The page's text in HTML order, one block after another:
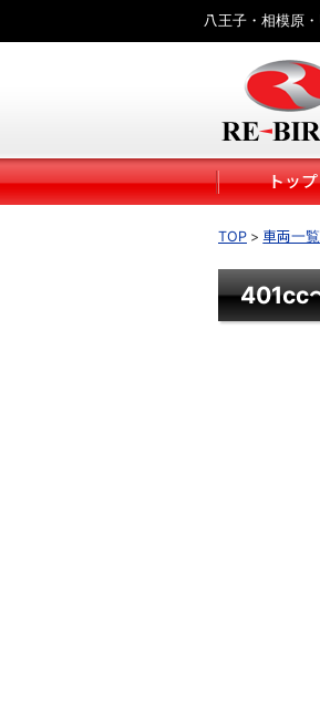
八王子・相模原
トップ
TOP 車両一覧
401cc